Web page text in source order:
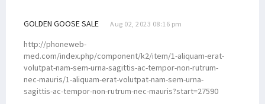
GOLDEN GOOSE SALE Aug 02, 2023 08:16 pm
http://phoneweb-
med.com/index.php/component/k2/item/1-aliquam-erat-
volutpat-nam-sem-urna-sagittis-ac-tempor-non-rutrum-
nec-mauris/1-aliquam-erat-volutpat-nam-sem-urna-
sagittis-ac-tempor-non-rutrum-nec-mauris?start=27590